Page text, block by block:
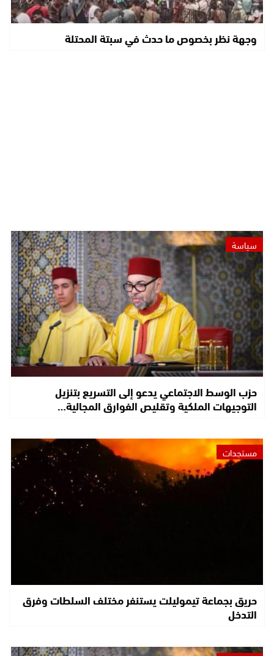
وجهة نظر بخصوص ما حدث في سبتة المحتلة
سياسة
حزب الوسط الاجتماعي يدعو إلى التسريع بتنزيل
التوجيهات الملكية وتقليص الفوارق المجالية…
مستجدات
حريق بجماعة تيموليلت يستنفر مختلف السلطات وفرق
التدخل